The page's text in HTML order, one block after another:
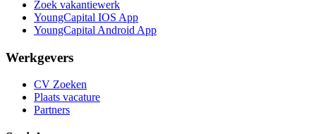
Zoek vakantiewerk
YoungCapital IOS App
YoungCapital Android App
Werkgevers
CV Zoeken
Plaats vacature
Partners